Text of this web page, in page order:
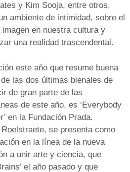
y Kim Sooja, entre otros,
ambiente de intimidad, sobre el
en nuestra cultura y
una realidad trascendental.
este año que resume buena
las dos últimas bienales de
de gran parte de las
de este año, es ‘Everybody
en la Fundación Prada.
se presenta como
en la línea de la nueva
a unir arte y ciencia, que
el año pasado y que